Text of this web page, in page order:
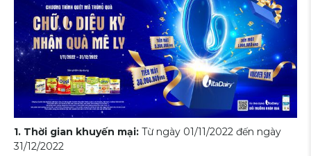
1. Thời gian khuyến mại: Từ ngày 01/11/2022 đến ngày
31/12/2022